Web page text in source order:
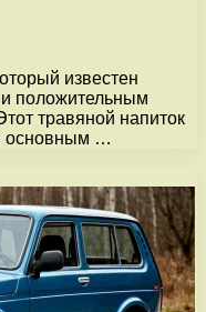
известен
положительным
травяной напиток
основным …